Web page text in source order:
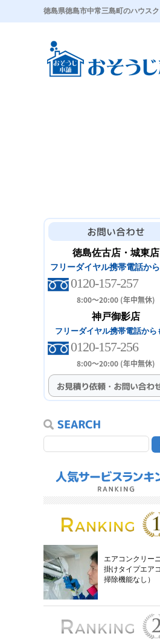
徳島県徳島市中常三島町のハウス
徳島佐古店・城東店
フリーダイヤル携帯電話か
0120-157-257
8:00～20:00 (年中無休)
神戸御影店
フリーダイヤル携帯電話から
0120-157-256
8:00～20:00 (年中無休)
エアコンクリー
掛けタイプエア
掃除機能なし）